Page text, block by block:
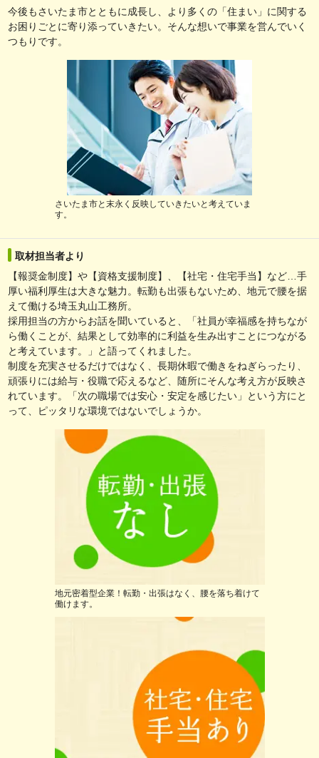
今後もさいたま市とともに成長し、より多くの「住まい」に関する
お困りごとに寄り添っていきたい。そんな想いで事業を営んでいく
つもりです。
さいたま市と末永く反映していきたいと考えていま
す。
取材担当者より
【報奨金制度】や【資格支援制度】、【社宅・住宅手当】など…手
厚い福利厚生は大きな魅力。転勤も出張もないため、地元で腰を据
えて働ける埼玉丸山工務所。
採用担当の方からお話を聞いていると、「社員が幸福感を持ちなが
ら働くことが、結果として効率的に利益を生み出すことにつながる
と考えています。」と語ってくれました。
制度を充実させるだけではなく、長期休暇で働きをねぎらったり、
頑張りには給与・役職で応えるなど、随所にそんな考え方が反映さ
れています。「次の職場では安心・安定を感じたい」という方にと
って、ピッタリな環境ではないでしょうか。
地元密着型企業！転勤・出張はなく、腰を落ち着けて
働けます。